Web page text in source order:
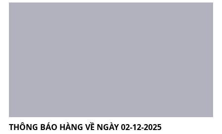
THÔNG BÁO HÀNG VỀ NGÀY 02-12-2025